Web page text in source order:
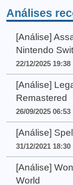
Análises
[Análise]
Nintendo
22/12/2025 19:38
[Análise]
Remastered
26/09/2025 06:53
[Análise]
31/12/2021 18:30
[Análise]
World